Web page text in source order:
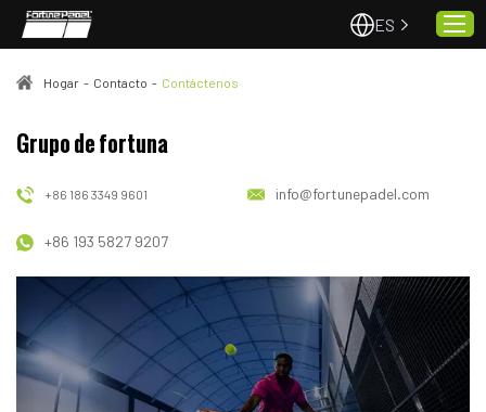
Calidad y servicio
Sobre nosotros
Noticias
Contacto
ES
Hogar - Contacto - Contáctenos
Grupo de fortuna
+86 186 3349 9601 info@fortunepadel.com
+86 193 5827 9207